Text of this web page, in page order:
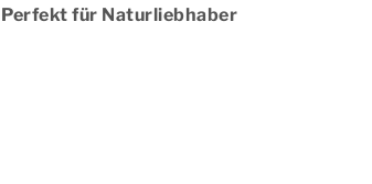
Perfekt für Naturliebhaber